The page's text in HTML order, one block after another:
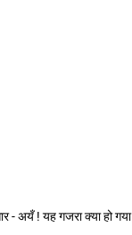
- अयँ ! यह गजरा क्या हो गया